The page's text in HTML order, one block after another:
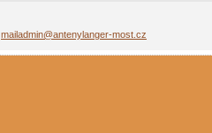
mailadmin@antenylanger-most.cz